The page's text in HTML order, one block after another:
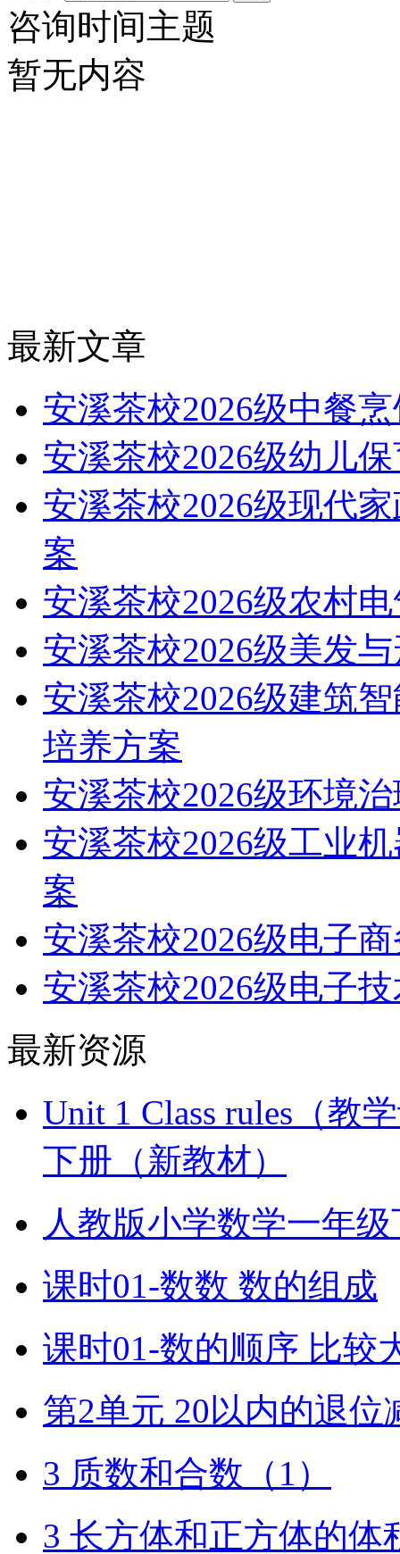
咨询时间主题
暂无内容
最新文章
安溪茶校2026级中餐
安溪茶校2026级幼儿
安溪茶校2026级现代
案
安溪茶校2026级农村
安溪茶校2026级美发
安溪茶校2026级建筑
培养方案
安溪茶校2026级环境
安溪茶校2026级工业
案
安溪茶校2026级电子
安溪茶校2026级电子
最新资源
Unit 1 Class rules（教
下册（新教材）
人教版小学数学一年
课时01-数数 数的组成
课时01-数的顺序 比较
第2单元 20以内的退位
3 质数和合数（1）
3 长方体和正方体的体